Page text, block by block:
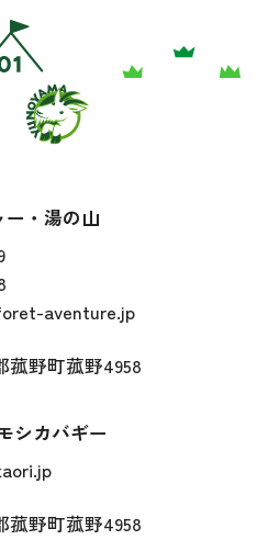
ー・湯の山
aventure.jp
菰野町菰野4958
シカバギー
菰野町菰野4958